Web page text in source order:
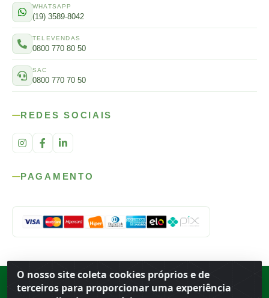
O nosso site coleta cookies próprios e de
terceiros para proporcionar uma experiência
WHATSAPP
(19) 3589-8042
TELEVENDAS
0800 770 80 50
SAC
0800 770 70 50
REDES SOCIAIS
PAGAMENTO
Rod. SP-215, s/n, km 98 — Área Rural Porto Ferreira ·BR
· CEP
· CNPJ 56.679.863/0001-91